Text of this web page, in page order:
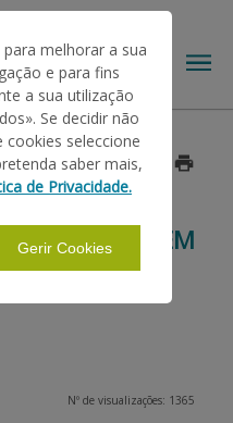
DE VINHOS EM
TERCEIROS
Data: 2016/04/13
Nº de visualizações: 1365
melhorar a sua
e para fins
a sua utilização
Se decidir não
seleccione
saber mais,
de Privacidade.
Gerir Cookies